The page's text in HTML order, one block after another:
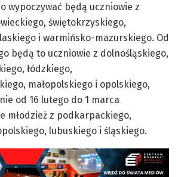
wypoczywać będą uczniowie z
świętokrzyskiego,
i warmińsko-mazurskiego. Od
będą to uczniowie z dolnośląskiego,
łódzkiego,
małopolskiego i opolskiego,
od 16 lutego do 1 marca
młodzież z podkarpackiego,
lubuskiego i śląskiego.